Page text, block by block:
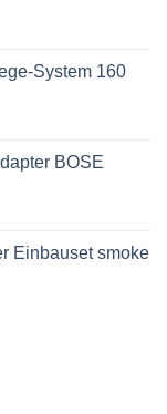
System 160
BOSE
Einbauset smoke